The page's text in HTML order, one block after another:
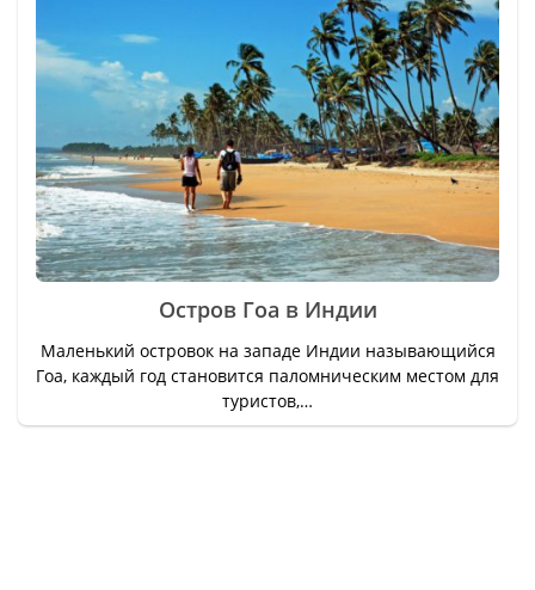
Остров Гоа в Индии
Маленький островок на западе Индии называющийся
Гоа, каждый год становится паломническим местом для
туристов,…